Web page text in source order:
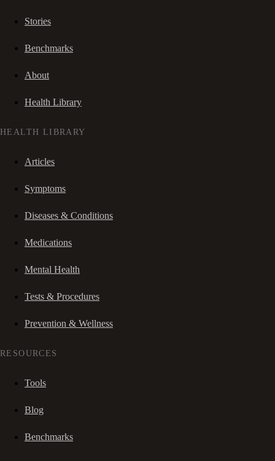
Stories
Benchmarks
About
Health Library
HEALTH LIBRARY
Articles
Symptoms
Diseases & Conditions
Medications
Mental Health
Tests & Procedures
Prevention & Wellness
RESOURCES
Tools
Blog
Benchmarks